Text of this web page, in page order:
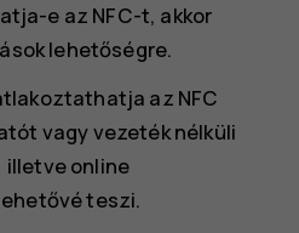
e az NFC-t, akkor
lehetőségre.
az NFC
vagy vezeték nélküli
illetve online
teszi.